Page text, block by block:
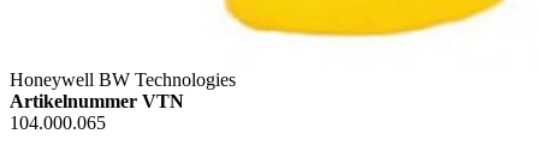
Honeywell BW Technologies
Artikelnummer VTN
104.000.065